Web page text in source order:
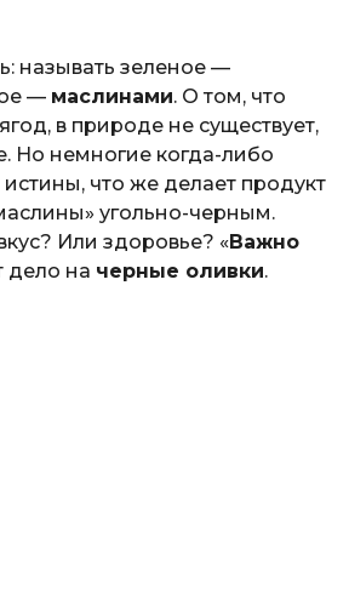
называть зеленое —
— маслинами. О том, что
в природе не существует,
Но немногие когда-либо
что же делает продукт
угольно-черным.
Или здоровье? «Важно
дело на черные оливки.